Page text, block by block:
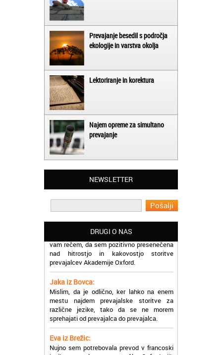
Prevajanje besedil s področja
ekologije in varstva okolja
Lektoriranje in korektura
Najem opreme za simultano
prevajanje
NEWSLETTER
DRUGI O NAS
Matjaž iz Ajdovščine:
Lahko pohvalim vse zaposlene v Akademiji
prevajalske storitve opravljajo hitro in
Martina iz Bleda:
Potrebovala sem prevajanje iz
madžarskega v slovenski jezik in lahko
vam rečem, da sem pozitivno presenečena
prevajalcev Akademije Oxford.
Jaka iz Bovca:
mestu najdem prevajalske storitve za
različne jezike, tako da se ne morem
sprehajati od prevajalca do prevajalca.
Eva iz Brežic:
jezik, na spletu sem našla Oxford, jih
poklicala in v roku nekaj ur sem po